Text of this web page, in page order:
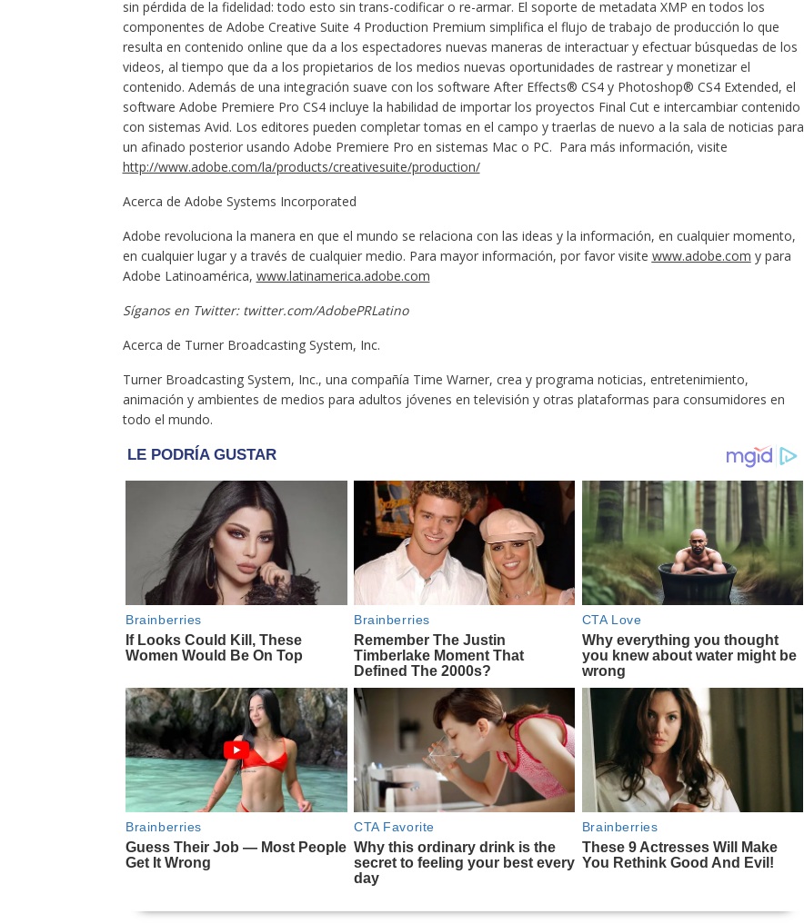
sin pérdida de la fidelidad: todo esto sin trans-codificar o re-armar. El soporte de metadata XMP en todos los
componentes de Adobe Creative Suite 4 Production Premium simplifica el flujo de trabajo de producción lo que
resulta en contenido online que da a los espectadores nuevas maneras de interactuar y efectuar búsquedas de los
videos, al tiempo que da a los propietarios de los medios nuevas oportunidades de rastrear y monetizar el
contenido. Además de una integración suave con los software After Effects® CS4 y Photoshop® CS4 Extended, el
software Adobe Premiere Pro CS4 incluye la habilidad de importar los proyectos Final Cut e intercambiar contenido
con sistemas Avid. Los editores pueden completar tomas en el campo y traerlas de nuevo a la sala de noticias para
un afinado posterior usando Adobe Premiere Pro en sistemas Mac o PC. Para más información, visite
http://www.adobe.com/la/products/creativesuite/production/
Acerca de Adobe Systems Incorporated
Adobe revoluciona la manera en que el mundo se relaciona con las ideas y la información, en cualquier momento,
en cualquier lugar y a través de cualquier medio. Para mayor información, por favor visite www.adobe.com y para
Adobe Latinoamérica, www.latinamerica.adobe.com
Síganos en Twitter: twitter.com/AdobePRLatino
Acerca de Turner Broadcasting System, Inc.
Turner Broadcasting System, Inc., una compañía Time Warner, crea y programa noticias, entretenimiento,
animación y ambientes de medios para adultos jóvenes en televisión y otras plataformas para consumidores en
todo el mundo.